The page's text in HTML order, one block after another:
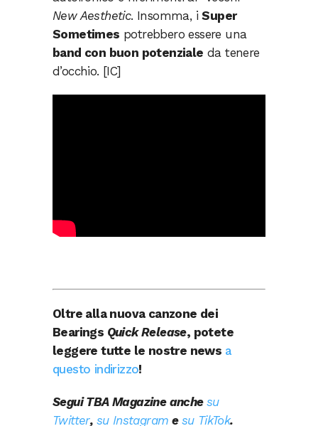
New Aesthetic. Insomma, iSuper
Sometimes potrebbero essere una
band con buon potenziale da tenere
d’occhio. [IC]
Oltre alla nuova canzone dei
Bearings Quick Release, potete
leggere tutte le nostre news a
questo indirizzo!
Segui TBA Magazine anche su
Twitter, su Instagram e su TikTok.